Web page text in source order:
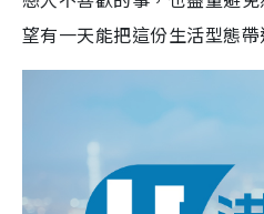
望有一天能把這份生活型態帶